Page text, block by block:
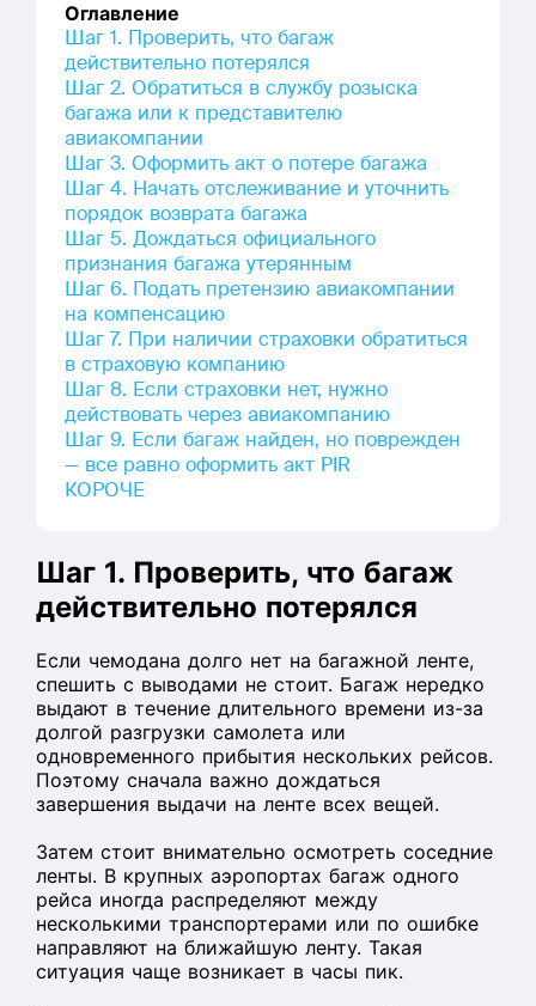
Оглавление
Шаг 1. Проверить, что багаж
действительно потерялся
Шаг 2. Обратиться в службу розыска
багажа или к представителю
авиакомпании
Шаг 3. Оформить акт о потере багажа
Шаг 4. Начать отслеживание и уточнить
порядок возврата багажа
Шаг 5. Дождаться официального
признания багажа утерянным
Шаг 6. Подать претензию авиакомпании
на компенсацию
Шаг 7. При наличии страховки обратиться
в страховую компанию
Шаг 8. Если страховки нет, нужно
действовать через авиакомпанию
Шаг 9. Если багаж найден, но поврежден
— все равно оформить акт PIR
КОРОЧЕ
Шаг 1. Проверить, что багаж
действительно потерялся
Если чемодана долго нет на багажной ленте,
спешить с выводами не стоит. Багаж нередко
выдают в течение длительного времени из-за
долгой разгрузки самолета или
одновременного прибытия нескольких рейсов.
Поэтому сначала важно дождаться
завершения выдачи на ленте всех вещей.
Затем стоит внимательно осмотреть соседние
ленты. В крупных аэропортах багаж одного
рейса иногда распределяют между
несколькими транспортерами или по ошибке
направляют на ближайшую ленту. Такая
ситуация чаще возникает в часы пик.